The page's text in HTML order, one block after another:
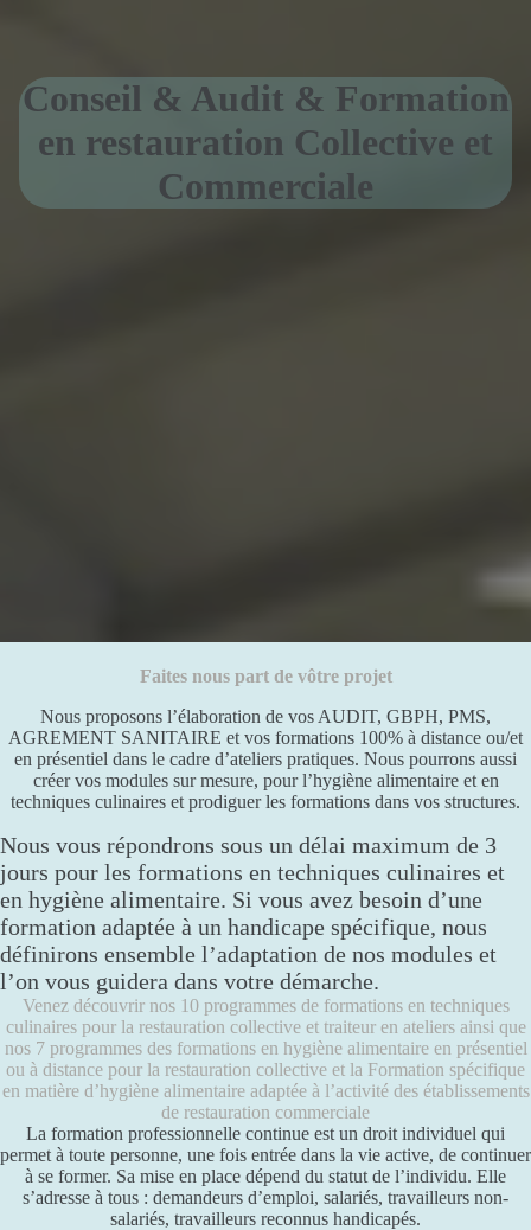
Conseil & Audit & Formation
en restauration Collective et
Commerciale
Faites nous part de vôtre projet
Nous proposons l’élaboration de vos AUDIT, GBPH, PMS,
AGREMENT SANITAIRE et vos formations 100% à distance ou/et
en présentiel dans le cadre d’ateliers pratiques. Nous pourrons aussi
créer vos modules sur mesure, pour l’hygiène alimentaire et en
techniques culinaires et prodiguer les formations dans vos structures.
Nous vous répondrons sous un délai maximum de 3
jours pour les formations en techniques culinaires et
en hygiène alimentaire. Si vous avez besoin d’une
formation adaptée à un handicape spécifique, nous
définirons ensemble l’adaptation de nos modules et
l’on vous guidera dans votre démarche.
Venez découvrir nos 10 programmes de formations en techniques
culinaires pour la restauration collective et traiteur en ateliers ainsi que
nos 7 programmes des formations en hygiène alimentaire en présentiel
ou à distance pour la restauration collective et la Formation spécifique
en matière d’hygiène alimentaire adaptée à l’activité des établissements
de restauration commerciale
La formation professionnelle continue est un droit individuel qui
permet à toute personne, une fois entrée dans la vie active, de continuer
à se former. Sa mise en place dépend du statut de l’individu. Elle
s’adresse à tous : demandeurs d’emploi, salariés, travailleurs non-
salariés, travailleurs reconnus handicapés.